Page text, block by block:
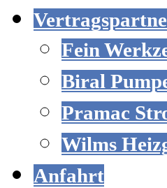
Fein
Biral
Pramac
Wilms
Anfahrt